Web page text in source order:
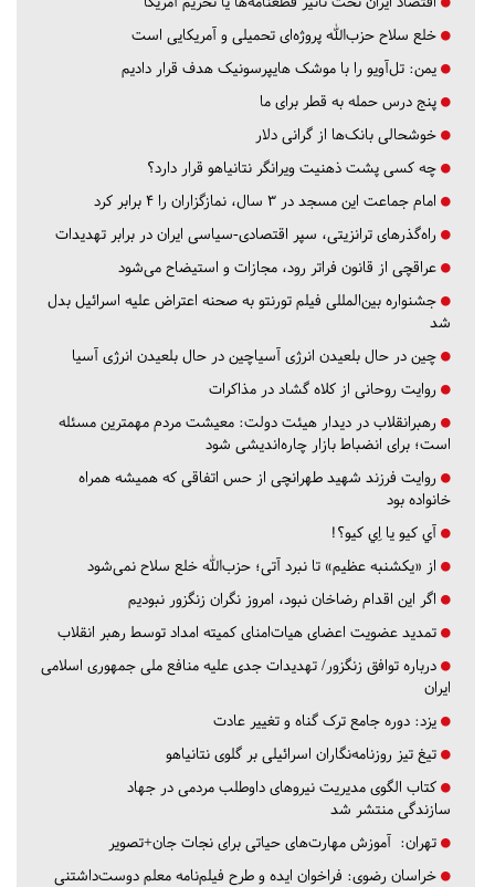
خلع سلاح حزب‌الله پروژه‌ای تحمیلی و آمریکایی است
یمن: تل‌آویو را با موشک هایپرسونیک هدف قرار دادیم
پنج درس‌ حمله به قطر برای ما
خوشحالی بانک‌ها از گرانی دلار
چه کسی پشت ذهنیت ویرانگر نتانیاهو قرار دارد؟
امام جماعت این مسجد در ۳ سال، نمازگزاران را ۴ برابر کرد
راه‌گذرهای ترانزیتی، سپر اقتصادی-سیاسی ایران در برابر تهدیدات
عراقچی از قانون فراتر رود، مجازات و استیضاح می‌شود
جشنواره بین‌المللی فیلم تورنتو به صحنه اعتراض علیه اسرائیل بدل
شد
چین در حال بلعیدن انرژی آسیاچین در حال بلعیدن انرژی آسیا
روایت روحانی از کلاه گشاد در مذاکرات
رهبرانقلاب در دیدار هیئت دولت: معیشت مردم مهمترین مسئله
است؛ برای انضباط بازار چاره‌اندیشی شود
روایت فرزند شهید طهرانچی از حس اتفاقی که همیشه همراه
خانواده بود
آي كيو يا اِي كيو؟!
از «یکشنبه عظیم» تا نبرد آتی؛ حزب‌الله خلع سلاح نمی‌شود
اگر این اقدام رضاخان نبود، امروز نگران زنگزور نبودیم
تمدید عضویت اعضای هیات‌امنای کمیته امداد توسط رهبر انقلاب
درباره توافق زنگزور/ تهدیدات جدی علیه منافع ملی جمهوری اسلامی
ایران
یزد: دوره جامع ترک گناه و تغییر عادت
تیغ تیز روزنامه‌نگاران اسرائیلی بر گلوی نتانیاهو
کتاب الگوی مدیریت نیروهای داوطلب مردمی در جهاد
سازندگی منتشر شد
تهران: آموزش مهارت‌های حیاتی برای نجات جان+تصویر
خراسان رضوی: فراخوان ایده و طرح فیلم‌نامه معلم دوست‌داشتنی